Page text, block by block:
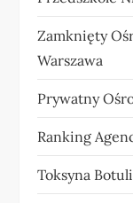
Zamknięty
Warszawa
Prywatny
Ranking
Toksyna